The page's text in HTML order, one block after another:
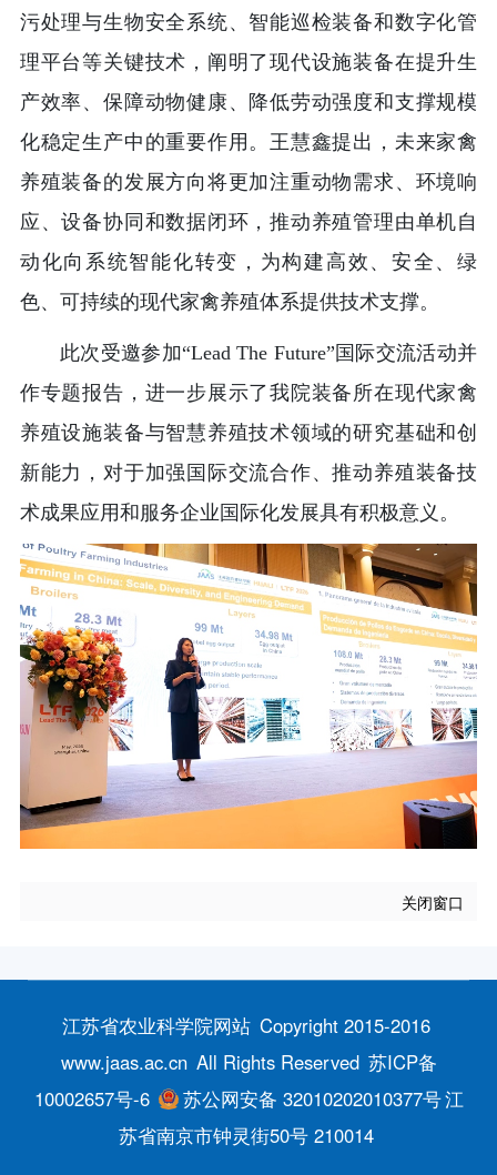
污处理与生物安全系统、智能巡检装备和数字化管
理平台等关键技术，阐明了现代设施装备在提升生
产效率、保障动物健康、降低劳动强度和支撑规模
化稳定生产中的重要作用。王慧鑫提出，未来家禽
养殖装备的发展方向将更加注重动物需求、环境响
应、设备协同和数据闭环，推动养殖管理由单机自
动化向系统智能化转变，为构建高效、安全、绿
色、可持续的现代家禽养殖体系提供技术支撑。
此次受邀参加“Lead The Future”国际交流活动并
作专题报告，进一步展示了我院装备所在现代家禽
养殖设施装备与智慧养殖技术领域的研究基础和创
新能力，对于加强国际交流合作、推动养殖装备技
术成果应用和服务企业国际化发展具有积极意义。
关闭窗口
江苏省农业科学院网站 Copyright 2015-2016
www.jaas.ac.cn All Rights Reserved 苏ICP备
10002657号-6
苏公网安备 32010202010377号江
苏省南京市钟灵街50号 210014